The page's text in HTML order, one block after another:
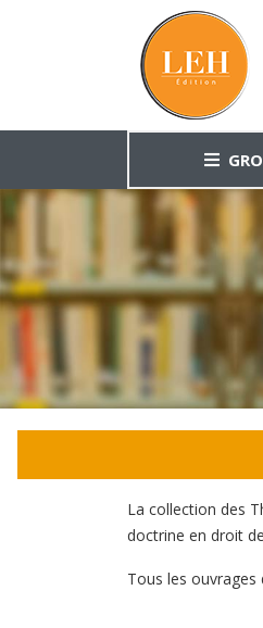
La collection des
doctrine en droit
Tous les ouvrages